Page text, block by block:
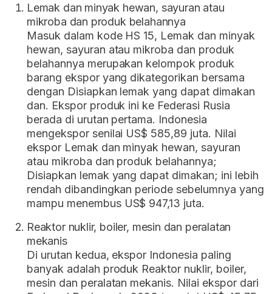
Lemak dan minyak hewan, sayuran atau
mikroba dan produk belahannya
Masuk dalam kode HS 15, Lemak dan minyak
hewan, sayuran atau mikroba dan produk
belahannya merupakan kelompok produk
barang ekspor yang dikategorikan bersama
dengan Disiapkan lemak yang dapat dimakan
dan. Ekspor produk ini ke Federasi Rusia
berada di urutan pertama. Indonesia
mengekspor senilai US$ 585,89 juta. Nilai
ekspor Lemak dan minyak hewan, sayuran
atau mikroba dan produk belahannya;
Disiapkan lemak yang dapat dimakan; ini lebih
rendah dibandingkan periode sebelumnya yang
mampu menembus US$ 947,13 juta.
Reaktor nuklir, boiler, mesin dan peralatan
mekanis
Di urutan kedua, ekspor Indonesia paling
banyak adalah produk Reaktor nuklir, boiler,
mesin dan peralatan mekanis. Nilai ekspor dari